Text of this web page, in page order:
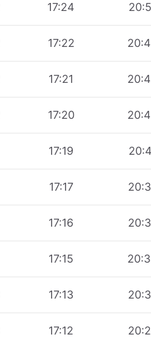
17:24
17:22
17:21
17:20
17:19
17:17
17:16
17:15
17:13
17:12